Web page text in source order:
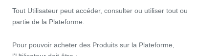
Tout Utilisateur peut accéder, consulter ou utiliser tout ou
partie de la Plateforme.
Pour pouvoir acheter des Produits sur la Plateforme,